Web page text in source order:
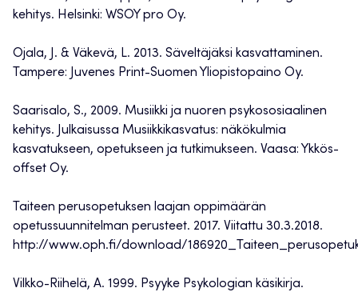
kehitys. Helsinki: WSOY pro Oy.
Ojala, J. & Väkevä, L. 2013. Säveltäjäksi kasvattaminen.
Tampere: Juvenes Print-Suomen Yliopistopaino Oy.
Saarisalo, S., 2009. Musiikki ja nuoren psykososiaalinen
kehitys. Julkaisussa Musiikkikasvatus: näkökulmia
kasvatukseen, opetukseen ja tutkimukseen. Vaasa: Ykkös-
offset Oy.
Taiteen perusopetuksen laajan oppimäärän
opetussuunnitelman perusteet. 2017. Viitattu 30.3.2018.
http://www.oph.fi/download/
Vilkko-Riihelä, A. 1999. Psyyke Psykologian käsikirja.